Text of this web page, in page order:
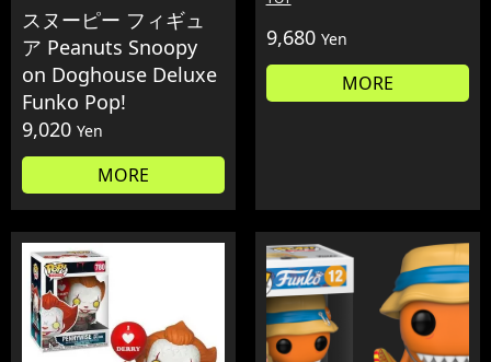
スヌーピー フィギュ
ア Peanuts Snoopy
on Doghouse Deluxe
Funko Pop!
9,020 Yen
MORE
9,680 Yen
MORE